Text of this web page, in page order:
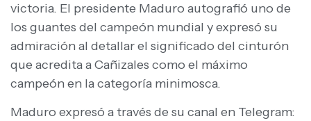
victoria. El presidente Maduro autografió uno de
los guantes del campeón mundial y expresó su
admiración al detallar el significado del cinturón
que acredita a Cañizales como el máximo
campeón en la categoría minimosca.
Maduro expresó a través de su canal en Telegram: